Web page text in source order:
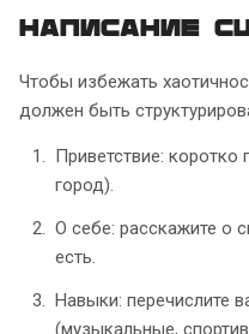
Написание
Чтобы избежать
должен быть
Приветствие: коротко
город).
О себе: расскажите о
есть.
Навыки: перечислите
(музыкальные,